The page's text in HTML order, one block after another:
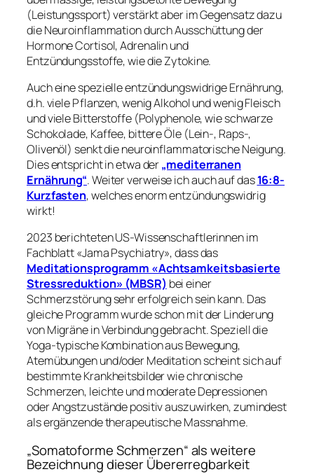
(Leistungssport) verstärkt aber im Gegensatz dazu
die Neuroinflammation durch Ausschüttung der
Hormone Cortisol, Adrenalin und
Entzündungsstoffe, wie die Zytokine.
Auch eine spezielle entzündungswidrige Ernährung,
d.h. viele Pflanzen, wenig Alkohol und wenig Fleisch
und viele Bitterstoffe (Polyphenole, wie schwarze
Schokolade, Kaffee, bittere Öle (Lein-, Raps-,
Olivenöl) senkt die neuroinflammatorische Neigung.
Dies entspricht in etwa der„mediterranen
Ernährung“. Weiter verweise ich auch auf das16:8-
Kurzfasten, welches enorm entzündungswidrig
wirkt!
2023 berichteten US-Wissenschaftlerinnen im
Fachblatt «Jama Psychiatry», dass das
Meditationsprogramm «Achtsamkeitsbasierte
Stressreduktion» (MBSR) bei einer
Schmerzstörung sehr erfolgreich sein kann. Das
gleiche Programm wurde schon mit der Linderung
von Migräne in Verbindung gebracht. Speziell die
Yoga-typische Kombination aus Bewegung,
Atemübungen und/oder Meditation scheint sich auf
bestimmte Krankheitsbilder wie chronische
Schmerzen, leichte und moderate Depressionen
oder Angstzustände positiv auszuwirken, zumindest
als ergänzende therapeutische Massnahme.
„Somatoforme Schmerzen“ als weitere
Bezeichnung dieser Übererregbarkeit